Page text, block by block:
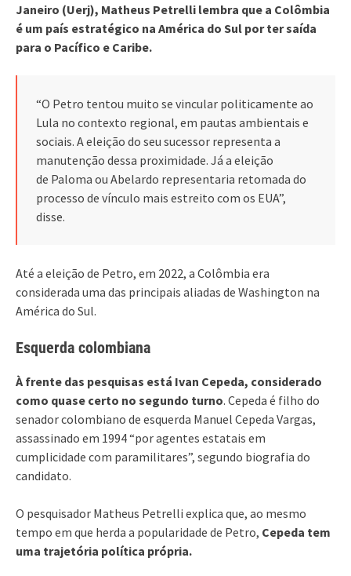
Janeiro (Uerj), Matheus Petrelli lembra que a Colômbia
é um país estratégico na América do Sul por ter saída
para o Pacífico e Caribe.
“O Petro tentou muito se vincular politicamente ao
Lula no contexto regional, em pautas ambientais e
sociais. A eleição do seu sucessor representa a
manutenção dessa proximidade. Já a eleição
de Paloma ou Abelardo representaria retomada do
processo de vínculo mais estreito com os EUA”,
disse.
Até a eleição de Petro, em 2022, a Colômbia era
considerada uma das principais aliadas de Washington na
América do Sul.
Esquerda colombiana
À frente das pesquisas está Ivan Cepeda, considerado
como quase certo no segundo turno. Cepeda é filho do
senador colombiano de esquerda Manuel Cepeda Vargas,
assassinado em 1994 “por agentes estatais em
cumplicidade com paramilitares”, segundo biografia do
candidato.
O pesquisador Matheus Petrelli explica que, ao mesmo
tempo em que herda a popularidade de Petro, Cepeda tem
uma trajetória política própria.